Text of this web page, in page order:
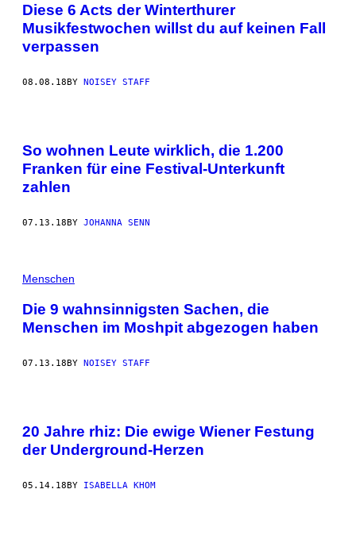
Diese 6 Acts der Winterthurer
Musikfestwochen willst du auf keinen Fall
verpassen
08.08.18BY NOISEY STAFF
So wohnen Leute wirklich, die 1.200
Franken für eine Festival-Unterkunft
zahlen
07.13.18 BY JOHANNA SENN
Menschen
Die 9 wahnsinnigsten Sachen, die
Menschen im Moshpit abgezogen haben
07.13.18BY NOISEY STAFF
20 Jahre rhiz: Die ewige Wiener Festung
der Underground-Herzen
05.14.18 BY ISABELLA KHOM